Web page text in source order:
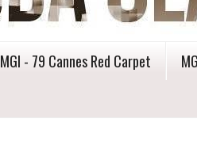
MGI - 79 Cannes Red Carpet